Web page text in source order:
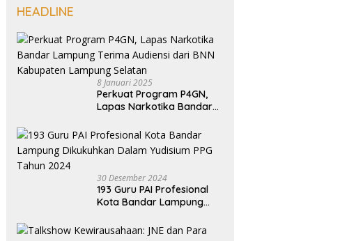
HEADLINE
8 Januari 2025
Perkuat Program P4GN,
Lapas Narkotika Bandar
dari BNN Kabupaten
Lampung Selatan
30 Desember 2024
193 Guru PAI Profesional
Kota Bandar Lampung
Yudisium PPG Tahun 2024